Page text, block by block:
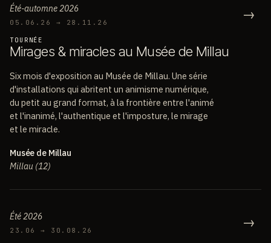
Été-automne 2026
05.06.26 → 28.11.26
TOURNÉE
Mirages & miracles au Musée de Millau
Six mois d'exposition au Musée de Millau. Une série
d'installations qui abritent un animisme numérique,
du petit au grand format, à la frontière entre l'animé
et l'inanimé, l'authentique et l'imposture, le mirage
et le miracle.
Musée de Millau
Millau (12)
→
Été 2026
23.06 → 30.08.26
→